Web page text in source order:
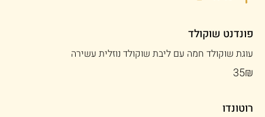
פונדנט שוקולד
עוגת שוקולד חמה עם ליבת שוקולד נוזלית עשירה
‏35 ‏₪
רוטונדו